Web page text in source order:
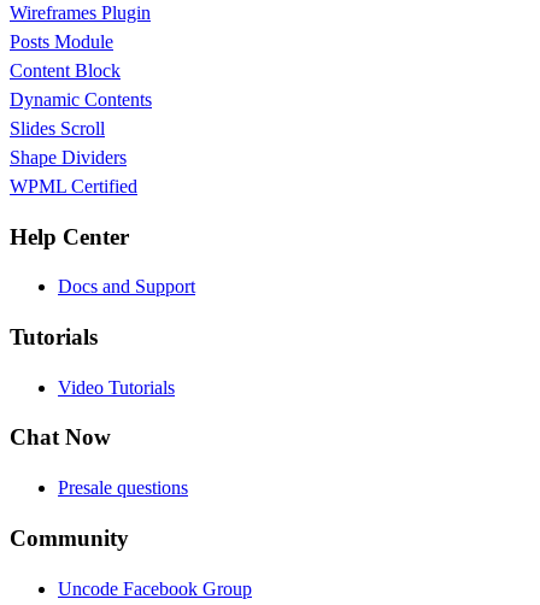
Wireframes Plugin
Posts Module
Content Block
Dynamic Contents
Slides Scroll
Shape Dividers
WPML Certified
Help Center
Docs and Support
Tutorials
Video Tutorials
Chat Now
Presale questions
Community
Uncode Facebook Group